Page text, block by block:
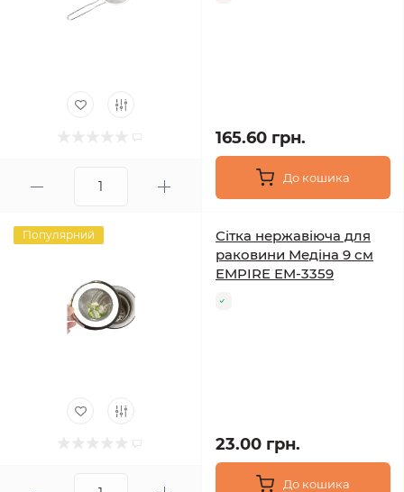
165.60 грн.
До кошика
Популярний
Сітка нержавіюча для
раковини Медіна 9 см
EMPIRE EM-3359
23.00 грн.
До кошика